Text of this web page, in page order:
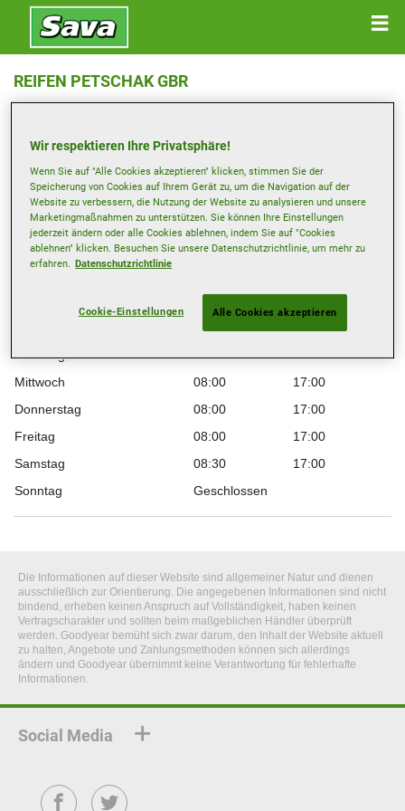
REIFEN PETSCHAK GBR
Anfahrtsbeschreibung
Telefonnummer anzeigen
info@reifen-petschak.de
Besuchen Sie die Website des Händlers
08:00
Dienstag
08:00
17:00
Mittwoch
08:00
17:00
Donnerstag
08:00
17:00
Freitag
08:00
17:00
Samstag
08:30
17:00
Sonntag
Geschlossen
Die Informationen auf dieser Website sind allgemeiner Natur und dienen
ausschließlich zur Orientierung. Die angegebenen Informationen sind nicht
bindend, erheben keinen Anspruch auf Vollständigkeit, haben keinen
Vertragscharakter und sollten beim maßgeblichen Händler überprüft
werden. Goodyear bemüht sich zwar darum, den Inhalt der Website aktuell
zu halten, Angebote und Zahlungsmethoden können sich allerdings
ändern und Goodyear übernimmt keine Verantwortung für fehlerhafte
Informationen.
Social Media
Wir respektieren Ihre Privatsphäre!
Wenn Sie auf "Alle Cookies akzeptieren" klicken, stimmen Sie der
Speicherung von Cookies auf Ihrem Gerät zu, um die Navigation auf der
Website zu verbessern, die Nutzung der Website zu analysieren und unsere
Marketingmaßnahmen zu unterstützen. Sie können Ihre Einstellungen
jederzeit ändern oder alle Cookies ablehnen, indem Sie auf "Cookies
ablehnen" klicken. Besuchen Sie unsere Datenschutzrichtlinie, um mehr zu
erfahren. Datenschutzrichtlinie
Cookie-Einstellungen Alle Cookies akzeptieren